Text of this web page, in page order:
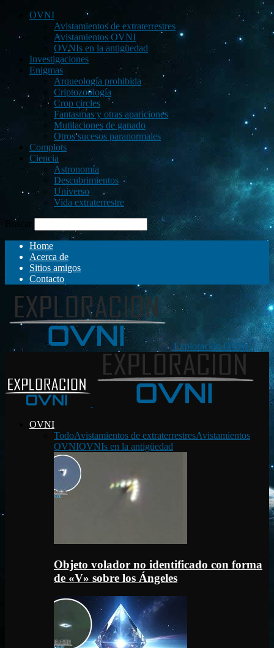
OVNI
Avistamientos de extraterrestres
Avistamientos OVNI
OVNIs en la antigüedad
Investigaciones
Enigmas
Arqueología prohibida
Criptozoología
Crop circles
Fantasmas y otras apariciones
Mutilaciones de ganado
Otros sucesos paranormales
Complots
Ciencia
Astronomía
Descubrimientos
Universo
Vida extraterrestre
Buscar
Home
Acerca de
Sitios amigos
Contacto
Exploración OVNI
OVNI
TodoAvistamientos de extraterrestresAvistamientos
OVNIOVNIs en la antigüedad
Objeto volador no identificado con forma
de «V» sobre los Ángeles